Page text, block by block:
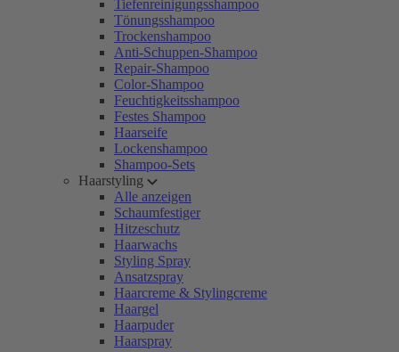
Tiefenreinigungsshampoo
Tönungsshampoo
Trockenshampoo
Anti-Schuppen-Shampoo
Repair-Shampoo
Color-Shampoo
Feuchtigkeitsshampoo
Festes Shampoo
Haarseife
Lockenshampoo
Shampoo-Sets
Haarstyling
Alle anzeigen
Schaumfestiger
Hitzeschutz
Haarwachs
Styling Spray
Ansatzspray
Haarcreme & Stylingcreme
Haargel
Haarpuder
Haarspray